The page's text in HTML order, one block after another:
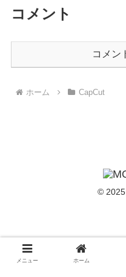
コメント
コメン
ホーム CapCut
©
メニュー ホーム